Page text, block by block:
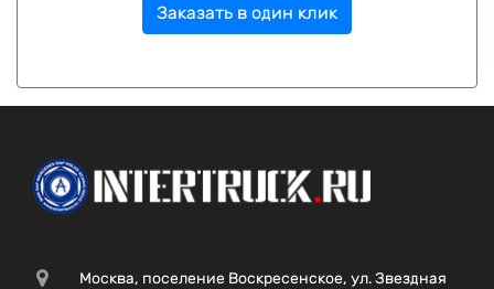
Заказать в один клик
Москва, поселение Воскресенское, ул. Звездная